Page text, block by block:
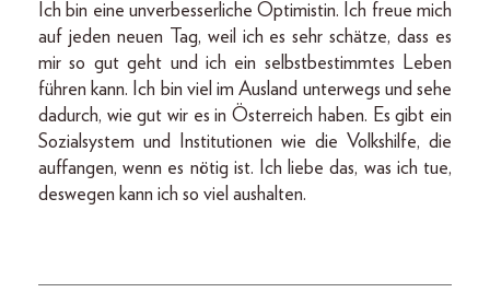
Ich bin eine unverbesserliche Optimistin. Ich freue mich
auf jeden neuen Tag, weil ich es sehr schätze, dass es
mir so gut geht und ich ein selbstbestimmtes Leben
führen kann. Ich bin viel im Ausland unterwegs und sehe
dadurch, wie gut wir es in Österreich haben. Es gibt ein
Sozialsystem und Institutionen wie die Volkshilfe, die
auffangen, wenn es nötig ist. Ich liebe das, was ich tue,
deswegen kann ich so viel aushalten.